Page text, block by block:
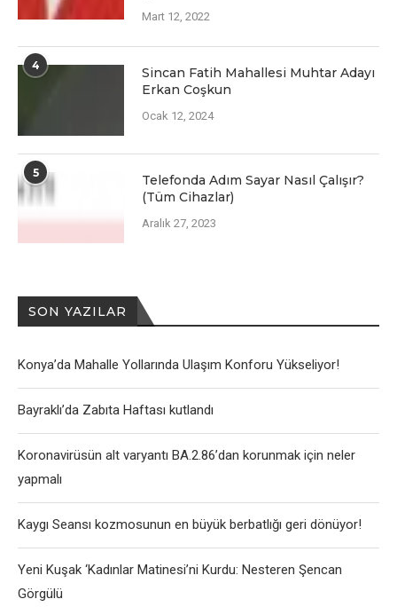
Mart 12, 2022
4
Sincan Fatih Mahallesi Muhtar Adayı
Erkan Coşkun
Ocak 12, 2024
5
Telefonda Adım Sayar Nasıl Çalışır?
(Tüm Cihazlar)
Aralık 27, 2023
SON YAZILAR
Konya’da Mahalle Yollarında Ulaşım Konforu Yükseliyor!
Bayraklı’da Zabıta Haftası kutlandı
Koronavirüsün alt varyantı BA.2.86’dan korunmak için neler
yapmalı
Kaygı Seansı kozmosunun en büyük berbatlığı geri dönüyor!
Yeni Kuşak ‘Kadınlar Matinesi’ni Kurdu: Nesteren Şencan
Görgülü